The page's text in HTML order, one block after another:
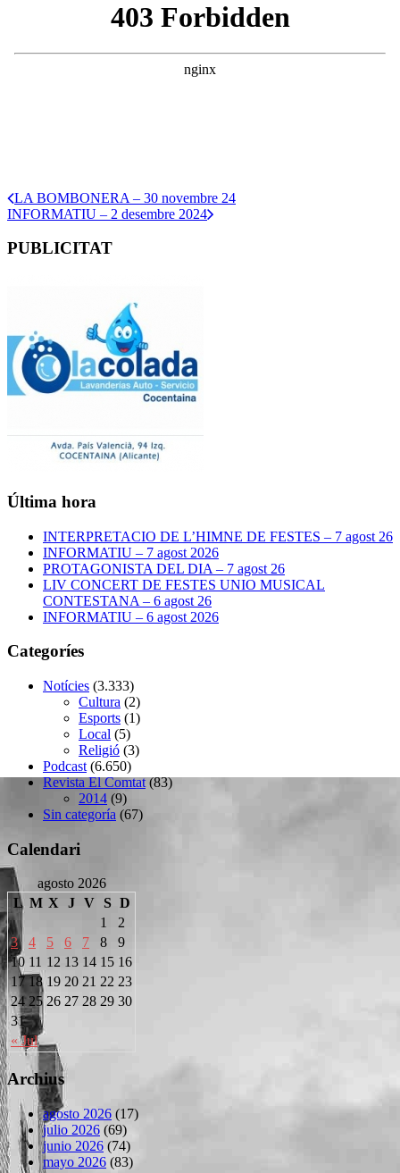
LA BOMBONERA – 30 novembre 24
INFORMATIU – 2 desembre 2024
PUBLICITAT
Última hora
INTERPRETACIO DE L’HIMNE DE FESTES – 7 agost 26
INFORMATIU – 7 agost 2026
PROTAGONISTA DEL DIA – 7 agost 26
LIV CONCERT DE FESTES UNIO MUSICAL
CONTESTANA – 6 agost 26
INFORMATIU – 6 agost 2026
Categoríes
Notícies (3.333)
Cultura (2)
Esports (1)
Local (5)
Religió (3)
Podcast (6.650)
Revista El Comtat(83)
2014 (9)
Sin categoría (67)
Calendari
agosto 2026
L M X J V S D
« Jul
1
2
3
4 5 6 7 8
9
10 11 12 13 14 15 16
17 18 19 20 21 22 23
24 25 26 27 28 29 30
31
Archius
agosto 2026 (17)
julio 2026 (69)
junio 2026 (74)
mayo 2026 (83)